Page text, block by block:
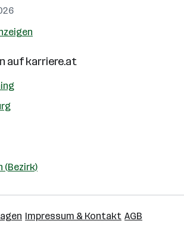
aufkarriere.at
(Bezirk)
Impressum & Kontakt AGB